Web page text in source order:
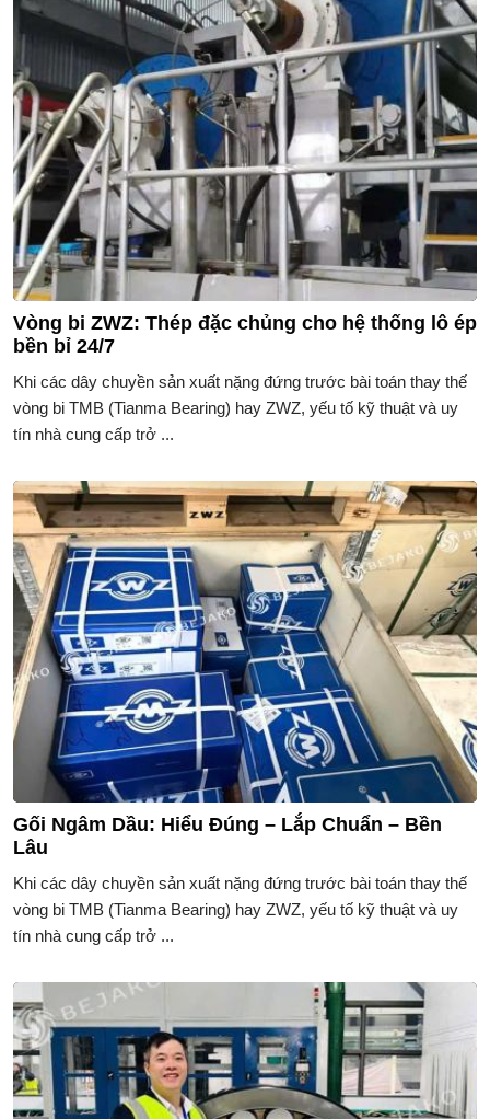
Vòng bi ZWZ: Thép đặc chủng cho hệ thống lô ép
bền bỉ 24/7
Khi các dây chuyền sản xuất nặng đứng trước bài toán thay thế
vòng bi TMB (Tianma Bearing) hay ZWZ, yếu tố kỹ thuật và uy
tín nhà cung cấp trở ...
Gối Ngâm Dầu: Hiểu Đúng – Lắp Chuẩn – Bền
Lâu
Khi các dây chuyền sản xuất nặng đứng trước bài toán thay thế
vòng bi TMB (Tianma Bearing) hay ZWZ, yếu tố kỹ thuật và uy
tín nhà cung cấp trở ...